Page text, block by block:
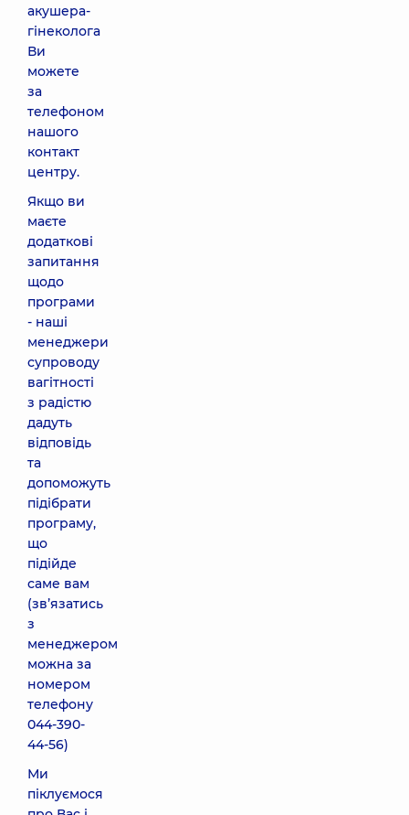
акушера-
гінеколога
Ви
можете
за
телефоном
нашого
контакт
центру.
Якщо ви
маєте
додаткові
запитання
щодо
програми
- наші
менеджери
супроводу
вагітності
з радістю
дадуть
відповідь
та
допоможуть
підібрати
програму,
що
підійде
саме вам
(звʼязатись
з
менеджером
можна за
номером
телефону
044-390-
44-56)
Ми
піклуємося